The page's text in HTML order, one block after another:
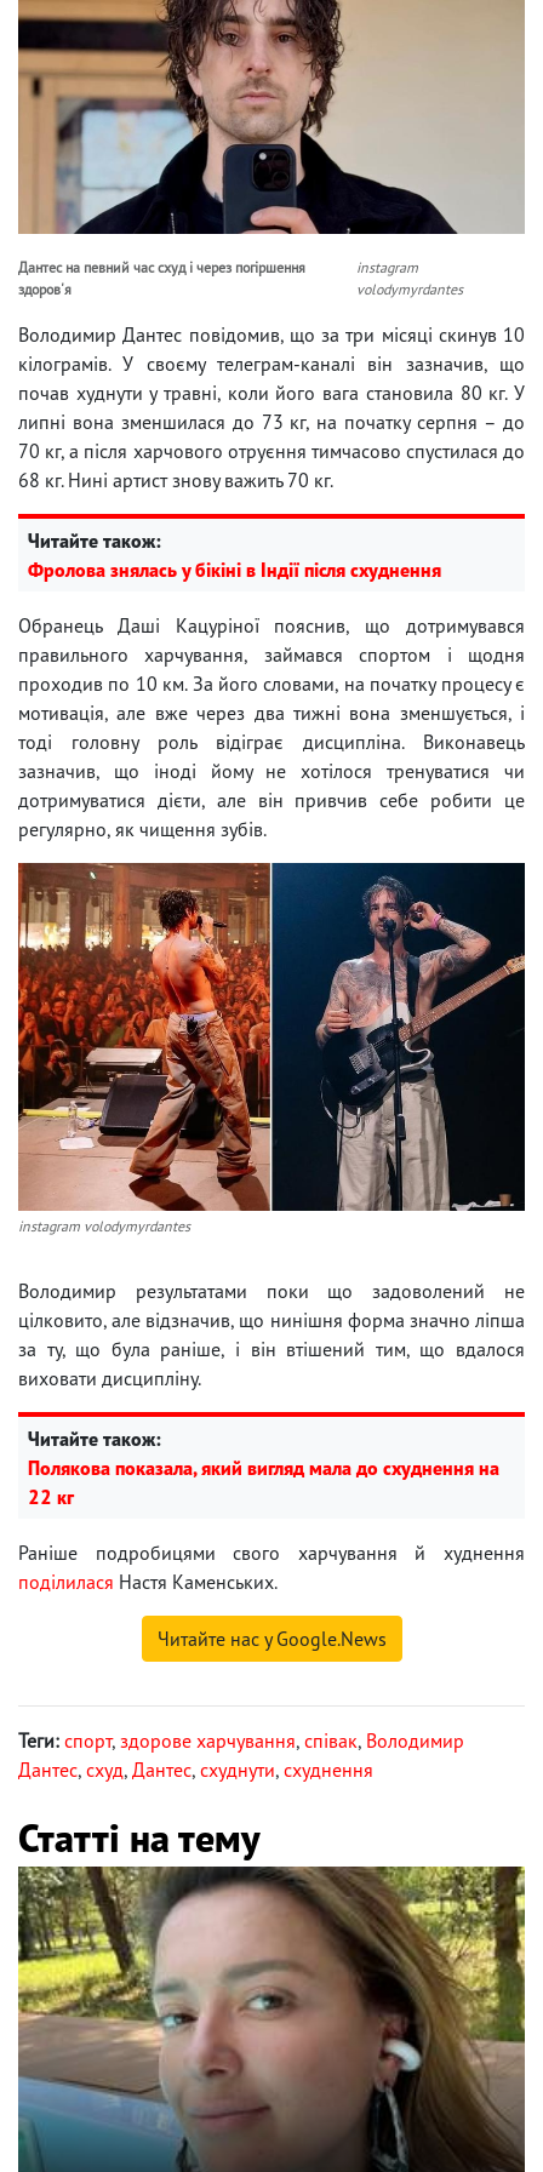
Дантес на певний час схуд і через погіршення
здоров'я
instagram
volodymyrdantes
Володимир Дантес повідомив, що за три місяці скинув 10
кілограмів. У своєму телеграм-каналі він зазначив, що
почав худнути у травні, коли його вага становила 80 кг. У
липні вона зменшилася до 73 кг, на початку серпня – до
70 кг, а після харчового отруєння тимчасово спустилася до
68 кг. Нині артист знову важить 70 кг.
Читайте також:
Фролова знялась у бікіні в Індії після схуднення
Обранець Даші Кацуріної пояснив, що дотримувався
правильного харчування, займався спортом і щодня
проходив по 10 км. За його словами, на початку процесу є
мотивація, але вже через два тижні вона зменшується, і
тоді головну роль відіграє дисципліна. Виконавець
зазначив, що іноді йому не хотілося тренуватися чи
дотримуватися дієти, але він привчив себе робити це
регулярно, як чищення зубів.
instagram volodymyrdantes
Володимир результатами поки що задоволений не
цілковито, але відзначив, що нинішня форма значно ліпша
за ту, що була раніше, і він втішений тим, що вдалося
виховати дисципліну.
Читайте також:
Полякова показала, який вигляд мала до схуднення на
22 кг
Раніше подробицями свого харчування й худнення
поділилася Настя Каменських.
Читайте нас у Google.News
Теги: спорт, здорове харчування, співак, Володимир
Дантес, схуд, Дантес, схуднути, схуднення
Статті на тему